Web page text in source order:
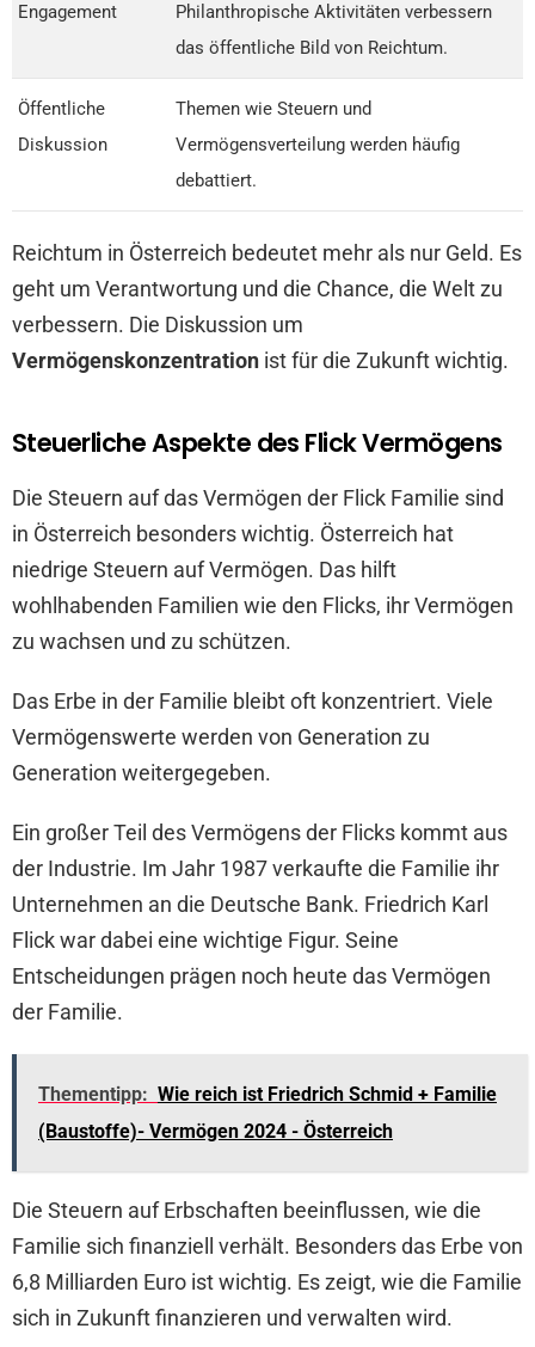
Engagement
Philanthropische Aktivitäten verbessern
das öffentliche Bild von Reichtum.
Öffentliche
Diskussion
Themen wie Steuern und
Vermögensverteilung werden häufig
debattiert.
Reichtum in Österreich bedeutet mehr als nur Geld. Es
geht um Verantwortung und die Chance, die Welt zu
verbessern. Die Diskussion um
Vermögenskonzentration ist für die Zukunft wichtig.
Steuerliche Aspekte des Flick Vermögens
Die Steuern auf das Vermögen der Flick Familie sind
in Österreich besonders wichtig. Österreich hat
niedrige Steuern auf Vermögen. Das hilft
wohlhabenden Familien wie den Flicks, ihr Vermögen
zu wachsen und zu schützen.
Das Erbe in der Familie bleibt oft konzentriert. Viele
Vermögenswerte werden von Generation zu
Generation weitergegeben.
Ein großer Teil des Vermögens der Flicks kommt aus
der Industrie. Im Jahr 1987 verkaufte die Familie ihr
Unternehmen an die Deutsche Bank. Friedrich Karl
Flick war dabei eine wichtige Figur. Seine
Entscheidungen prägen noch heute das Vermögen
der Familie.
Thementipp: Wie reich ist Friedrich Schmid + Familie
(Baustoffe)- Vermögen 2024 - Österreich
Die Steuern auf Erbschaften beeinflussen, wie die
Familie sich finanziell verhält. Besonders das Erbe von
6,8 Milliarden Euro ist wichtig. Es zeigt, wie die Familie
sich in Zukunft finanzieren und verwalten wird.